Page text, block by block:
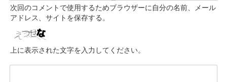
次回のコメントで使用するためブラウザーに自分の名前、メール
アドレス、サイトを保存する。
上に表示された文字を入力してください。